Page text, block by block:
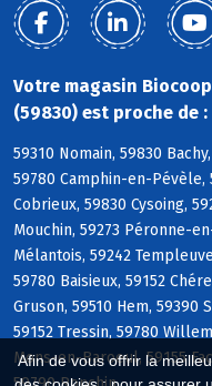
Afin de vous offrir la
Votre magasin
(59830) est proche de :
59310 Nomain, 59830
59780 Camphin-en-
Cobrieux, 59830 Cysoing,
Mouchin, 59273 Péronne-
Mélantois, 59242
59780 Baisieux, 59152
Gruson, 59510 Hem, 59390
59152 Tressin, 59780
Mons-en-Baroeul, 59155